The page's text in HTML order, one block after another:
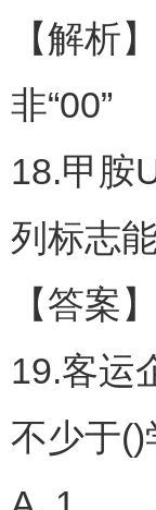
【解析
非“00”
18.甲胺
列标志
【答案
19.客运
不少于()